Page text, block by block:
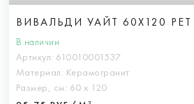
ВИВАЛЬДИ УАЙТ 60X120 РЕТ
В наличии
Артикул: 610010001537
Материал: Керамогранит
Размер, см: 60 х 120